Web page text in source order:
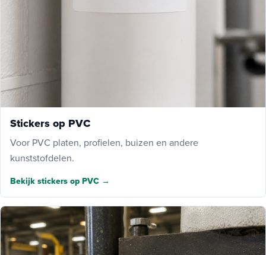
Stickers op PVC
Voor PVC platen, profielen, buizen en andere
kunststofdelen.
Bekijk stickers op PVC →